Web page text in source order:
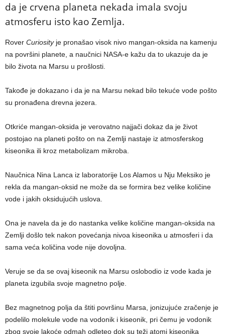
da je crvena planeta nekada imala svoju
atmosferu isto kao Zemlja.
Rover Curiosityje pronašao visok nivo mangan-oksida na kamenju
na površini planete, a naučnici NASA-e kažu da to ukazuje da je
bilo života na Marsu u prošlosti.
Takođe je dokazano i da je na Marsu nekad bilo tekuće vode pošto
su pronađena drevna jezera.
Otkriće mangan-oksida je verovatno najjači dokaz da je život
postojao na planeti pošto on na Zemlji nastaje iz atmosferskog
kiseonika ili kroz metabolizam mikroba.
Naučnica Nina Lanca iz laboratorije Los Alamos u Nju Meksiko je
rekla da mangan-oksid ne može da se formira bez velike količine
vode i jakih oksidujućih uslova.
Ona je navela da je do nastanka velike količine mangan-oksida na
Zemlji došlo tek nakon povećanja nivoa kiseonika u atmosferi i da
sama veća količina vode nije dovoljna.
Veruje se da se ovaj kiseonik na Marsu oslobodio iz vode kada je
planeta izgubila svoje magnetno polje.
Bez magnetnog polja da štiti površinu Marsa, jonizujuće zračenje je
podelilo molekule vode na vodonik i kiseonik, pri čemu je vodonik
zbog svoje lakoće odmah odleteo dok su teži atomi kiseonika